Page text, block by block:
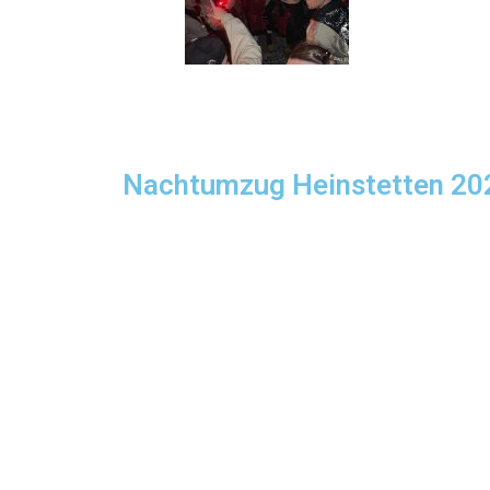
Nachtumzug Heinstetten